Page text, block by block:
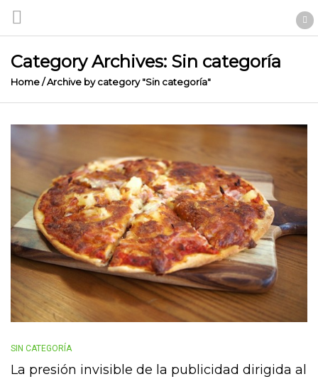
Category Archives: Sin categoría
Home/Archive by category "Sin categoría"
SIN CATEGORÍA
La presión invisible de la publicidad dirigida al